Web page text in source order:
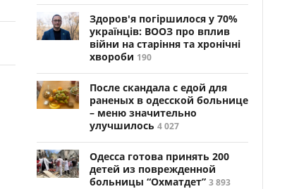
Здоров'я погіршилося у 70%
українців: ВООЗ про вплив
війни на старіння та хронічні
хвороби 190
После скандала с едой для
раненых в одесской больнице
– меню значительно
улучшилось 4 027
Одесса готова принять 200
детей из поврежденной
больницы “Охматдет” 3 893